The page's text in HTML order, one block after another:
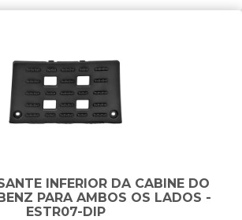
INFERIOR DA CABINE DO
PARA AMBOS OS LADOS -
ESTR07-DIP